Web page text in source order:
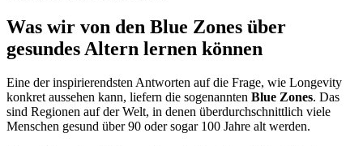
Was wir von den Blue Zones über
gesundes Altern lernen können
Eine der inspirierendsten Antworten auf die Frage, wie Longevity
konkret aussehen kann, liefern die sogenannten Blue Zones. Das
sind Regionen auf der Welt, in denen überdurchschnittlich viele
Menschen gesund über 90 oder sogar 100 Jahre alt werden.